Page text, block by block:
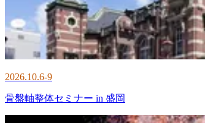
2026.10.6-9
骨盤軸整体セミナー in 盛岡